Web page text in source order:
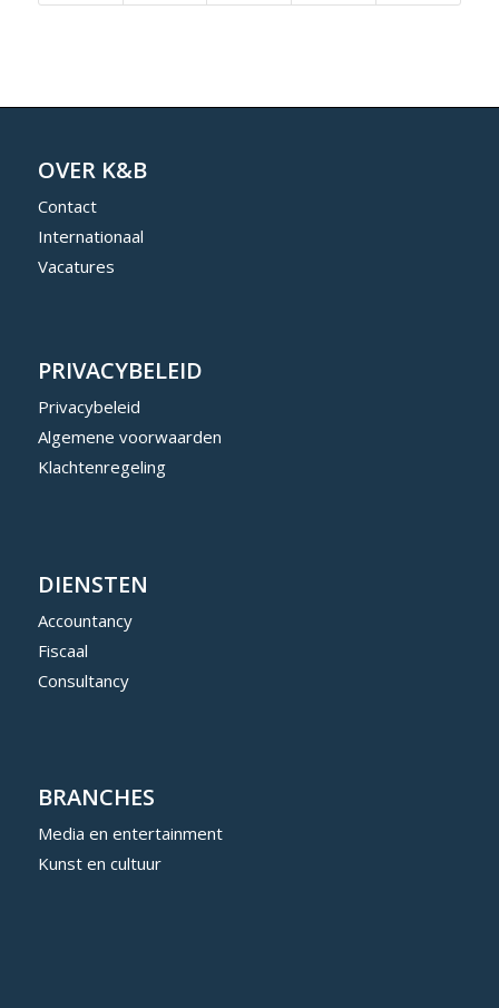
OVER K&B
Contact
Internationaal
Vacatures
PRIVACYBELEID
Privacybeleid
Algemene voorwaarden
Klachtenregeling
DIENSTEN
Accountancy
Fiscaal
Consultancy
BRANCHES
Media en entertainment
Kunst en cultuur